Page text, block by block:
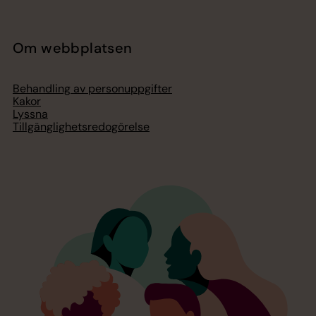
Om webbplatsen
Behandling av personuppgifter
Kakor
Lyssna
Tillgänglighetsredogörelse